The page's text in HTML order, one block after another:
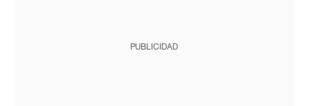
PUBLICIDAD